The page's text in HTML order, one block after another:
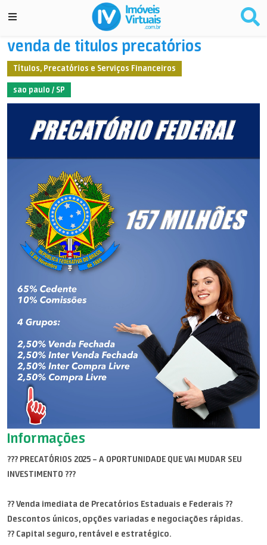
venda de titulos precatórios
Títulos, Precatórios e Serviços Financeiros
sao paulo / SP
Informações
??? PRECATÓRIOS 2025 – A OPORTUNIDADE QUE VAI MUDAR SEU
INVESTIMENTO ???
?? Venda imediata de Precatórios Estaduais e Federais ??
Descontos únicos, opções variadas e negociações rápidas.
?? Capital seguro, rentável e estratégico.